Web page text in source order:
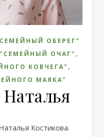
ОБЕРЕГ"
ОЧАГ" ,
КОВЧЕГА" ,
МАЯКА"
Костикова.